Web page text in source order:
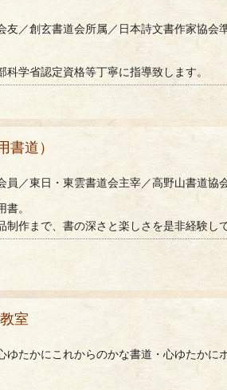
／創玄書道会所属／日本詩文書作家協会
学省認定資格等丁寧に指導致します。
書道）
員／東日・東雲書道会主宰／高野山書道協
。
作まで、書の深さと楽しさを是非経験し
室
ゆたかにこれからのかな書道・心ゆたか